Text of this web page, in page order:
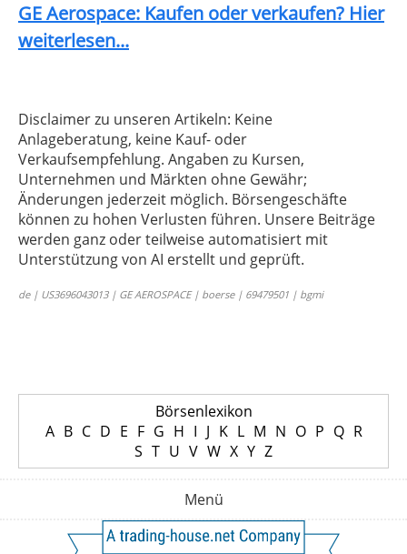
GE Aerospace: Kaufen oder verkaufen? Hier
weiterlesen...
Disclaimer zu unseren Artikeln: Keine
Anlageberatung, keine Kauf- oder
Verkaufsempfehlung. Angaben zu Kursen,
Unternehmen und Märkten ohne Gewähr;
Änderungen jederzeit möglich. Börsengeschäfte
können zu hohen Verlusten führen. Unsere Beiträge
werden ganz oder teilweise automatisiert mit
Unterstützung von AI erstellt und geprüft.
de | US3696043013 | GE AEROSPACE | boerse | 69479501 | bgmi
Börsenlexikon
A B C D E F G H I J K L M N O P Q R
S T U V W X Y Z
Menü